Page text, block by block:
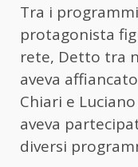
Tra i
protagonista
rete, Detto tra
aveva
Chiari e
aveva
diversi